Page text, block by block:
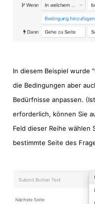
In diesem Beispiel wurde
die Bedingungen aber
Bedürfnisse anpassen.
erforderlich, können Sie
Feld dieser Reihe
bestimmte Seite des